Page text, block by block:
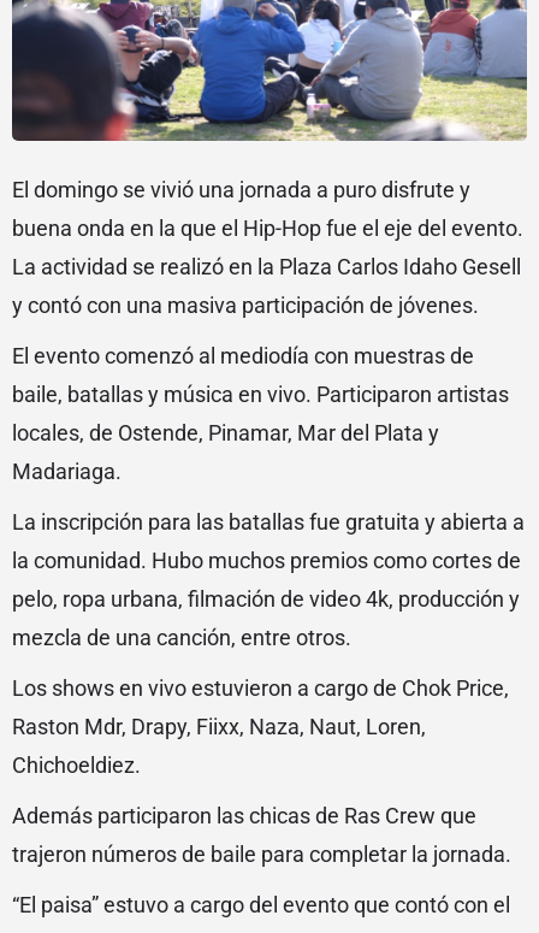
El domingo se vivió una jornada a puro disfrute y
buena onda en la que el Hip-Hop fue el eje del evento.
La actividad se realizó en la Plaza Carlos Idaho Gesell
y contó con una masiva participación de jóvenes.
El evento comenzó al mediodía con muestras de
baile, batallas y música en vivo. Participaron artistas
locales, de Ostende, Pinamar, Mar del Plata y
Madariaga.
La inscripción para las batallas fue gratuita y abierta a
la comunidad. Hubo muchos premios como cortes de
pelo, ropa urbana, filmación de video 4k, producción y
mezcla de una canción, entre otros.
Los shows en vivo estuvieron a cargo de Chok Price,
Raston Mdr, Drapy, Fiixx, Naza, Naut, Loren,
Chichoeldiez.
Además participaron las chicas de Ras Crew que
trajeron números de baile para completar la jornada.
“El paisa” estuvo a cargo del evento que contó con el